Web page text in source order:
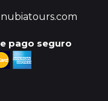
pago seguro